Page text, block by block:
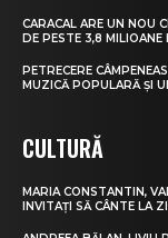
CARACAL ARE UN NOU
DE PESTE 3,8
PETRECERE
MUZICĂ POPULARĂ ȘI
CULTURĂ
MARIA CONSTANTIN,
INVITAȚI SĂ CÂNTE LA